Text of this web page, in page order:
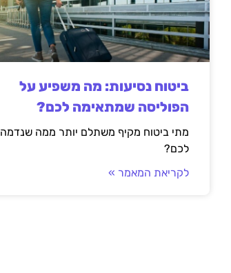
ביטוח נסיעות: מה משפיע על
הפוליסה שמתאימה לכם?
מתי ביטוח מקיף משתלם יותר ממה שנדמה
לכם?
לקריאת המאמר »